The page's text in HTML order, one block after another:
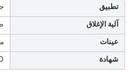
تطبيق
آلية الإغلاق
عينات
شهادة